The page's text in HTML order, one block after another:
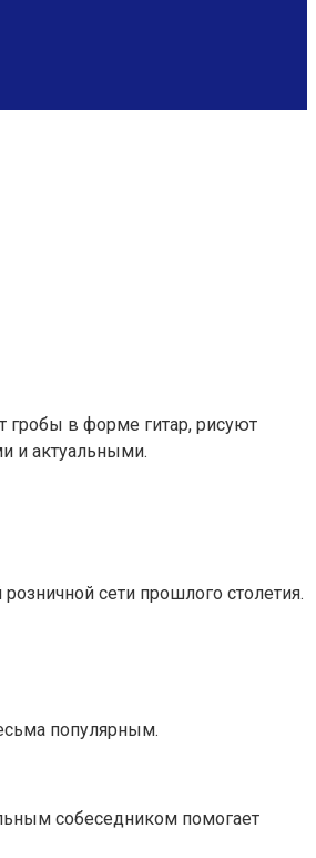
гробы в форме гитар, рисуют
и актуальными.
сети прошлого столетия.
популярным.
собеседником помогает